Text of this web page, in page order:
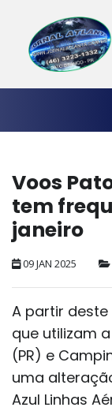
Voos
tem
janeiro
09 JAN 2025
A partir
que utilizam
(PR) e
uma
Azul Linhas